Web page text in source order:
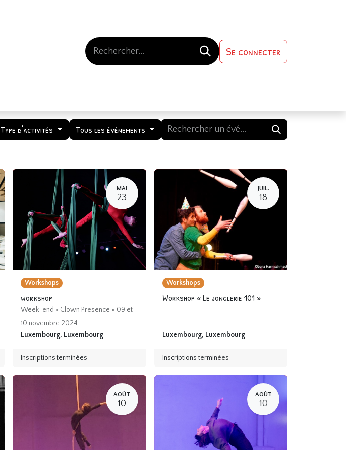
Se connecter
Type d'activités Tous les événements
MAI
23
Workshops
workshop
Week-end « Clown Presence » 09 et
10 novembre 2024
Luxembourg, Luxembourg
Inscriptions terminées
JUIL.
18
Workshops
Workshop « Le jonglerie 101 »
Luxembourg, Luxembourg
Inscriptions terminées
AOÛT
10
AOÛT
10